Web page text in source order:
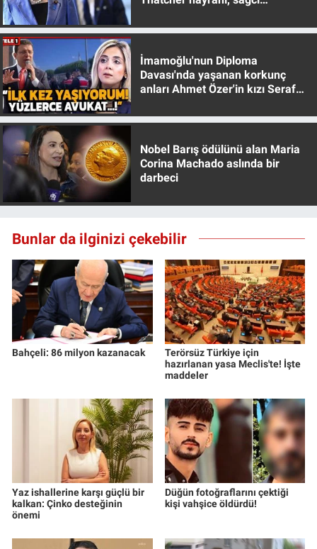
İmamoğlu'nun Diploma
Davası'nda yaşanan korkunç
anları Ahmet Özer'in kızı Seraf
Nobel Barış ödülünü alan Maria
Corina Machado aslında bir
darbeci
Bunlar da ilginizi çekebilir
Bahçeli: 86 milyon kazanacak
Terörsüz Türkiye için
hazırlanan yasa Meclis'te! İşte
maddeler
Yaz ishallerine karşı güçlü bir
kalkan: Çinko desteğinin
önemi
Düğün fotoğraflarını çektiği
kişi vahşice öldürdü!